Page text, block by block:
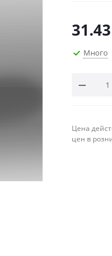
31.43
Много
Цена
цен в